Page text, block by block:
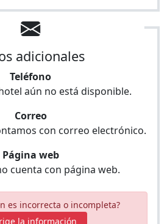
adicionales
Teléfono
aún no está disponible.
Correo
con correo electrónico.
Página web
cuenta con página web.
es incorrecta o incompleta?
la información